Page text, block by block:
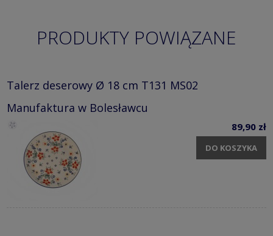
PRODUKTY POWIĄZANE
Talerz deserowy Ø 18 cm T131 MS02
Manufaktura w Bolesławcu
89,90 zł
DO KOSZYKA